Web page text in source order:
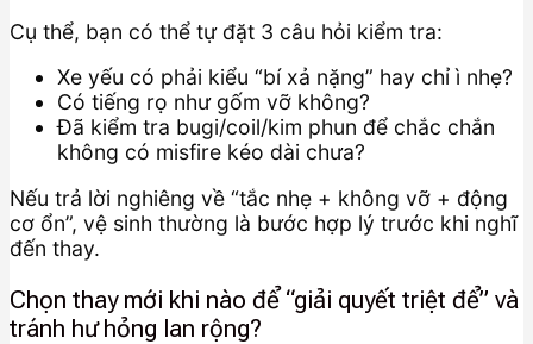
Cụ thể, bạn có thể tự đặt 3 câu hỏi kiểm tra:
Xe yếu có phải kiểu “bí xả nặng” hay chỉ ì nhẹ?
Có tiếng rọ như gốm vỡ không?
Đã kiểm tra bugi/coil/kim phun để chắc chắn
không có misfire kéo dài chưa?
Nếu trả lời nghiêng về “tắc nhẹ + không vỡ + động
cơ ổn”, vệ sinh thường là bước hợp lý trước khi nghĩ
đến thay.
Chọn thay mới khi nào để “giải quyết triệt để” và
tránh hư hỏng lan rộng?